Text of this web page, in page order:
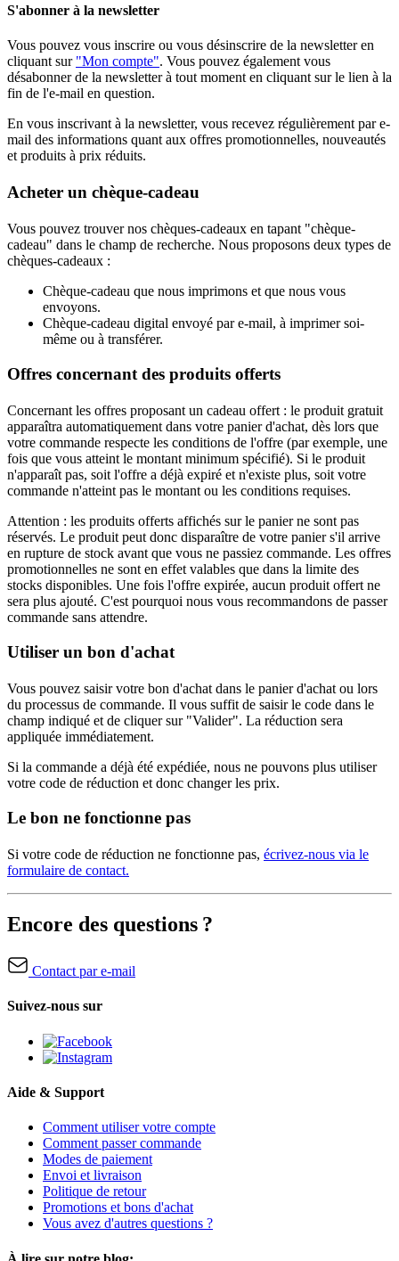
S'abonner à la newsletter
Vous pouvez vous inscrire ou vous désinscrire de la newsletter en
cliquant sur "Mon compte". Vous pouvez également vous
désabonner de la newsletter à tout moment en cliquant sur le lien à la
fin de l'e-mail en question.
En vous inscrivant à la newsletter, vous recevez régulièrement par e-
mail des informations quant aux offres promotionnelles, nouveautés
et produits à prix réduits.
Acheter un chèque-cadeau
Vous pouvez trouver nos chèques-cadeaux en tapant "chèque-
cadeau" dans le champ de recherche. Nous proposons deux types de
chèques-cadeaux :
Chèque-cadeau que nous imprimons et que nous vous
envoyons.
Chèque-cadeau digital envoyé par e-mail, à imprimer soi-
même ou à transférer.
Offres concernant des produits offerts
Concernant les offres proposant un cadeau offert : le produit gratuit
apparaîtra automatiquement dans votre panier d'achat, dès lors que
votre commande respecte les conditions de l'offre (par exemple, une
fois que vous atteint le montant minimum spécifié). Si le produit
n'apparaît pas, soit l'offre a déjà expiré et n'existe plus, soit votre
commande n'atteint pas le montant ou les conditions requises.
Attention : les produits offerts affichés sur le panier ne sont pas
réservés. Le produit peut donc disparaître de votre panier s'il arrive
en rupture de stock avant que vous ne passiez commande. Les offres
promotionnelles ne sont en effet valables que dans la limite des
stocks disponibles. Une fois l'offre expirée, aucun produit offert ne
sera plus ajouté. C'est pourquoi nous vous recommandons de passer
commande sans attendre.
Utiliser un bon d'achat
Vous pouvez saisir votre bon d'achat dans le panier d'achat ou lors
du processus de commande. Il vous suffit de saisir le code dans le
champ indiqué et de cliquer sur "Valider". La réduction sera
appliquée immédiatement.
Si la commande a déjà été expédiée, nous ne pouvons plus utiliser
votre code de réduction et donc changer les prix.
Le bon ne fonctionne pas
Si votre code de réduction ne fonctionne pas, écrivez-nous via le
formulaire de contact.
Encore des questions ?
Contact par e-mail
Suivez-nous sur
Aide & Support
Comment utiliser votre compte
Comment passer commande
Modes de paiement
Envoi et livraison
Politique de retour
Promotions et bons d'achat
Vous avez d'autres questions ?